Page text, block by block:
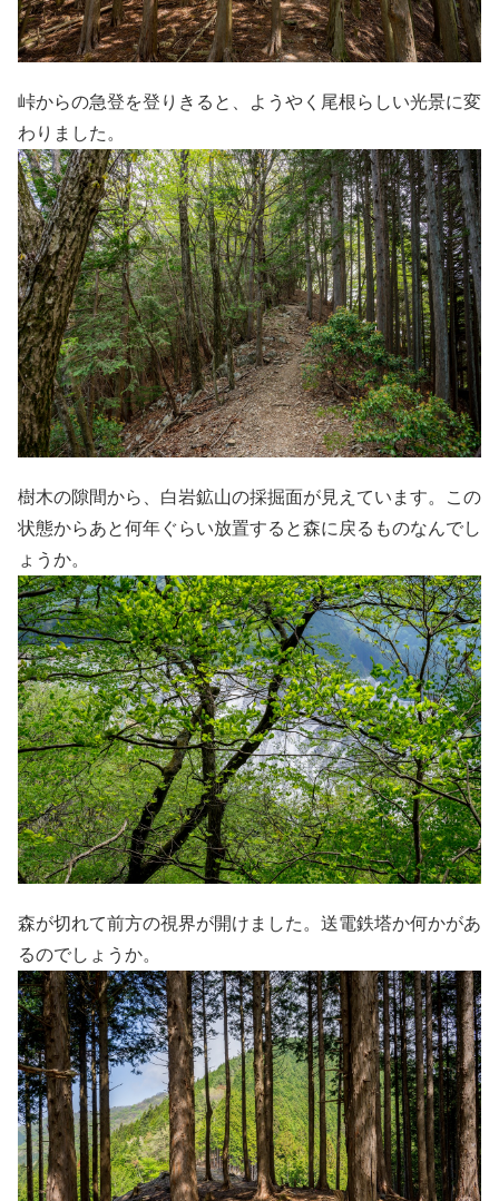
峠からの急登を登りきると、ようやく尾根らしい光景に変
わりました。
樹木の隙間から、白岩鉱山の採掘面が見えています。この
状態からあと何年ぐらい放置すると森に戻るものなんでし
ょうか。
森が切れて前方の視界が開けました。送電鉄塔か何かがあ
るのでしょうか。